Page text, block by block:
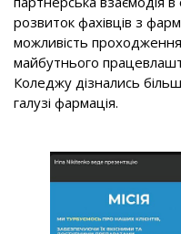
розвиток фахівців з
можливість
майбутнього
Коледжу дізнались
галузі фармація.